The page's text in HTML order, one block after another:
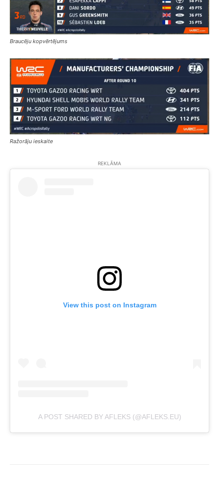
Braucēju kopvērtējums
Ražorāju ieskaite
REKLĀMA
View this post on Instagram
A POST SHARED BY AFLEKS (@AFLEKS.EU)